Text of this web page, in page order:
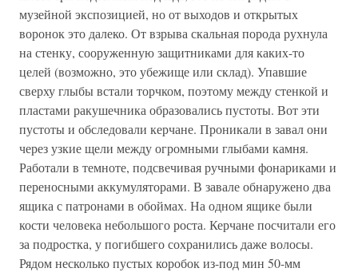
музейной экспозицией, но от выходов и открытых
воронок это далеко. От взрыва скальная порода рухнула
на стенку, сооруженную защитниками для каких-то
целей (возможно, это убежище или склад). Упавшие
сверху глыбы встали торчком, поэтому между стенкой и
пластами ракушечника образовались пустоты. Вот эти
пустоты и обследовали керчане. Проникали в завал они
через узкие щели между огромными глыбами камня.
Работали в темноте, подсвечивая ручными фонариками и
переносными аккумуляторами. В завале обнаружено два
ящика с патронами в обоймах. На одном ящике были
кости человека небольшого роста. Керчане посчитали его
за подростка, у погибшего сохранились даже волосы.
Рядом несколько пустых коробок из-под мин 50-мм